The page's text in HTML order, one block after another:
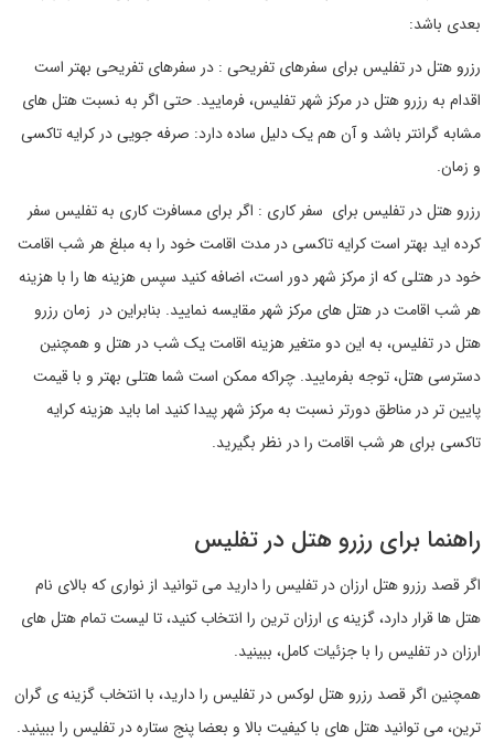
بعدی باشد:
رزرو هتل در تفلیس برای سفرهای تفریحی : در سفرهای تفریحی بهتر است
اقدام به رزرو هتل در مرکز شهر تفلیس، فرمایید. حتی اگر به نسبت هتل های
مشابه گرانتر باشد و آن هم یک دلیل ساده دارد: صرفه جویی در کرایه تاکسی
و زمان.
رزرو هتل در تفلیس برای سفر کاری : اگر برای مسافرت کاری به تفلیس سفر
کرده اید بهتر است کرایه تاکسی در مدت اقامت خود را به مبلغ هر شب اقامت
خود در هتلی که از مرکز شهر دور است، اضافه کنید سپس هزینه ها را با هزینه
هر شب اقامت در هتل های مرکز شهر مقایسه نمایید. بنابراین در زمان رزرو
هتل در تفلیس، به این دو متغیر هزینه اقامت یک شب در هتل و همچنین
دسترسی هتل، توجه بفرمایید. چراکه ممکن است شما هتلی بهتر و با قیمت
پایین تر در مناطق دورتر نسبت به مرکز شهر پیدا کنید اما باید هزینه کرایه
تاکسی برای هر شب اقامت را در نظر بگیرید.
راهنما برای رزرو هتل در تفلیس
اگر قصد رزرو هتل ارزان در تفلیس را دارید می توانید از نواری که بالای نام
هتل ها قرار دارد، گزینه ی ارزان ترین را انتخاب کنید، تا لیست تمام هتل های
ارزان در تفلیس را با جزئیات کامل، ببینید.
همچنین اگر قصد رزرو هتل لوکس در تفلیس را دارید، با انتخاب گزینه ی گران
ترین، می توانید هتل های با کیفیت بالا و بعضا پنج ستاره در تفلیس را ببینید.